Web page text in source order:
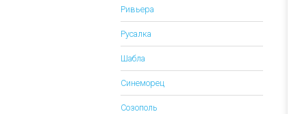
Ривьера
Русалка
Шабла
Синеморец
Созополь